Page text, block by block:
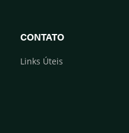
CONTATO
Links Úteis